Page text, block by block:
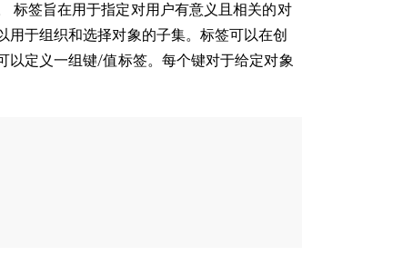
Slack SlackStack Overflow 论坛 事件日历
标签旨在用于指定对用户有意义且相关的对
于组织和选择对象的子集。标签可以在创
以定义一组键/值标签。每个键对于给定对象